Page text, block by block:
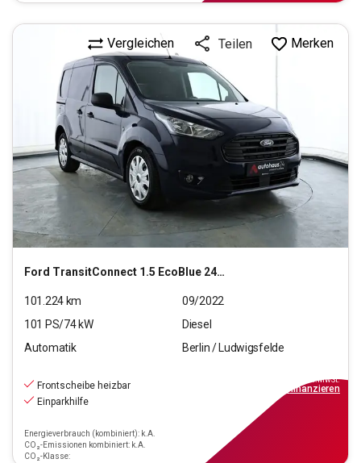
Ford TransitConnect 1.5 EcoBlue 240 (L1) Trend S/S (EUR
Vergleichen Teilen Merken
101.224km
09/2022
101 PS/74kW
Diesel
Automatik
Berlin / Ludwigsfelde
Frontscheibe heizbar
Einparkhilfe
Energieverbrauch (kombiniert): k.A.
CO₂-Emissionen kombiniert: k.A.
CO₂-Klasse:
inkl.MwSt.
finanzieren